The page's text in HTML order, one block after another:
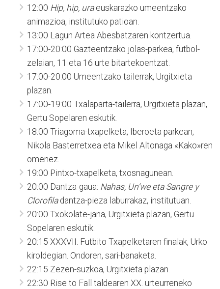
12:00 Hip, hip, uraeuskarazko umeentzako
animazioa, institutuko patioan.
13:00 Lagun Artea Abesbatzaren kontzertua.
17:00-20:00 Gazteentzako jolas-parkea, futbol-
zelaian, 11 eta 16 urte bitartekoentzat.
17:00-20:00 Umeentzako tailerrak, Urgitxieta
plazan.
17:00-19:00 Txalaparta-tailerra, Urgitxieta plazan,
Gertu Sopelaren eskutik.
18:00 Triagoma-txapelketa, Iberoeta parkean,
Nikola Basterretxea eta Mikel Altonaga «Kako»ren
omenez.
19:00 Pintxo-txapelketa, txosnagunean.
20:00 Dantza-gaua: Nahas, Un’we eta Sangre y
Clorofiladantza-pieza laburrakaz, institutuan.
20:00 Txokolate-jana, Urgitxieta plazan, Gertu
Sopelaren eskutik.
20:15 XXXVII. Futbito Txapelketaren finalak, Urko
kiroldegian. Ondoren, sari-banaketa.
22:15 Zezen-suzkoa, Urgitxieta plazan.
22:30 Rise to Fall taldearen XX. urteurreneko